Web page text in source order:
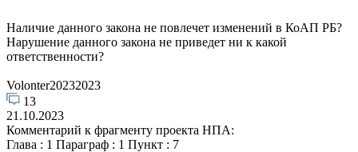
Наличие данного закона не повлечет изменений в КоАП РБ?
Нарушение данного закона не приведет ни к какой
ответственности?
Volonter20232023
13
21.10.2023
Комментарий к фрагменту проекта НПА:
Глава : 1 Параграф : 1 Пункт : 7